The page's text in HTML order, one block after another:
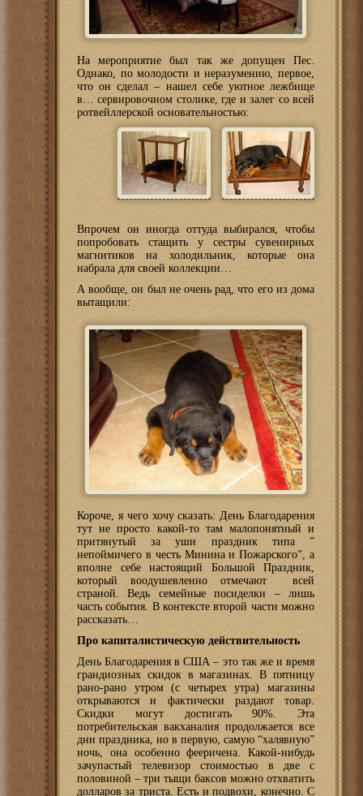
На мероприятие был так же допущен Пес.
Однако, по молодости и неразумению, первое,
что он сделал – нашел себе уютное лежбище
в… сервировочном столике, где и залег со всей
ротвейллерской основательностью:
Впрочем он иногда оттуда выбирался, чтобы
попробовать стащить у сестры сувенирных
магнитиков на холодильник, которые она
набрала для своей коллекции…
А вообще, он был не очень рад, что его из дома
вытащили:
Короче, я чего хочу сказать: День Благодарения
тут не просто какой-то там малопонятный и
притянутый за уши праздник типа ”
непоймичего в честь Минина и Пожарского”, а
вполне себе настоящий Большой Праздник,
который воодушевленно отмечают всей
страной. Ведь семейные посиделки – лишь
часть события. В контексте второй части можно
рассказать…
Про капиталистическую действительность
День Благодарения в США – это так же и время
грандиозных скидок в магазинах. В пятницу
рано-рано утром (с четырех утра) магазины
открываются и фактически раздают товар.
Скидки могут достигать 90%. Эта
потребительская вакханалия продолжается все
дни праздника, но в первую, самую “халявную”
ночь, она особенно фееричена. Какой-нибудь
зачупастый телевизор стоимостью в две с
половиной – три тыщи баксов можно отхватить
долларов за триста. Есть и подвохи, конечно. С